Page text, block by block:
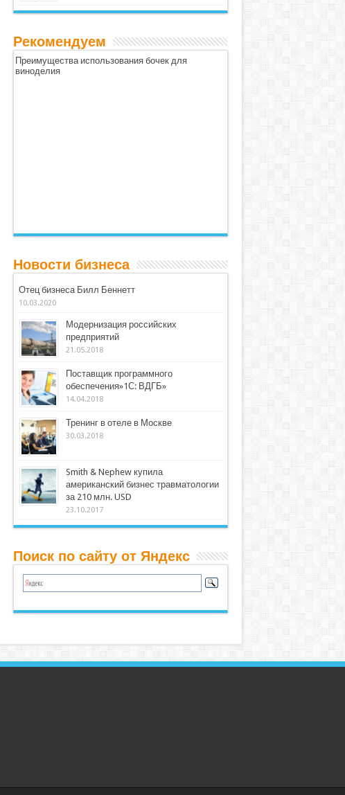
Рекомендуем
Преимущества использования бочек для
виноделия
Новости бизнеса
Отец бизнеса Билл Беннетт
10.03.2020
Модернизация российских
предприятий
21.05.2018
Поставщик программного
обеспечения»1С: ВДГБ»
14.04.2018
Тренинг в отеле в Москве
30.03.2018
Smith & Nephew купила
американский бизнес травматологии
за 210 млн. USD
23.10.2017
Поиск по сайту от Яндекс